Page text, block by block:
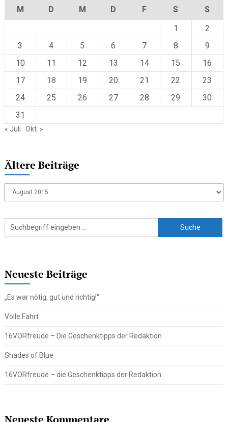
M D M D F S
S
1
2
3
4 5 6 7 8
9
10
11 12 13 14 15
16
17
18 19 20 21 22
23
24
25 26 27 28 29
30
31
« Juli Okt. »
Ältere Beiträge
Beiträge
Neueste Beiträge
„Es war nötig, gut und richtig!“
Volle Fahrt
16VORfreude – Die Geschenktipps der Redaktion
Shades of Blue
16VORfreude – die Geschenktipps der Redaktion
Neueste Kommentare